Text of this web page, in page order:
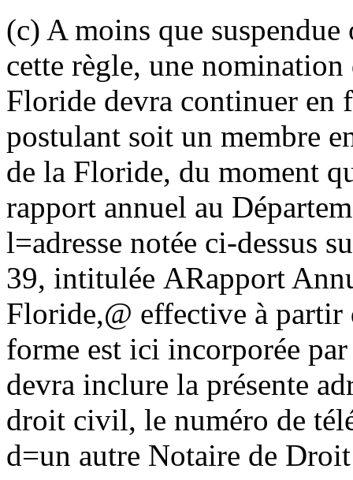
(c) A moins que
cette règle, une
Floride devra continuer en
postulant soit un membre
de la Floride, du moment
rapport annuel au
l=adresse notée ci-dessus
39, intitulée ARapport
Floride,@ effective à
forme est ici incorporée
devra inclure la présente
droit civil, le numéro de
d=un autre Notaire de